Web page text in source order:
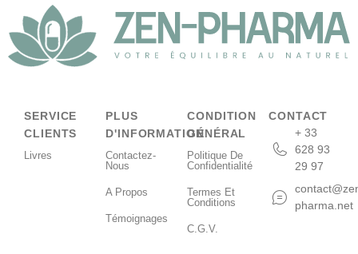
SERVICE
CLIENTS
Livres
PLUS
D'INFORMATION
Contactez-
Nous
A Propos
Témoignages
CONDITION
GÉNÉRAL
Politique De
Confidentialité
Termes Et
Conditions
C.G.V.
CONTACT
+ 33
628 93
29 97
pharma.net